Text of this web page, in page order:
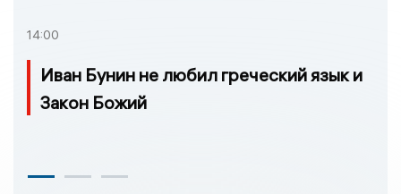
14:00
Иван Бунин не любил греческий язык и
Закон Божий